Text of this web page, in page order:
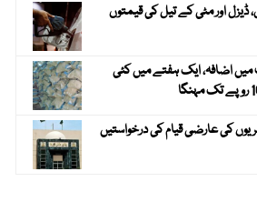
ڈیزل اور مٹی کے تیل کی قیمتوں
اضافہ، ایک ہفتے میں کئی
کی عارضی قیام کی درخواستیں